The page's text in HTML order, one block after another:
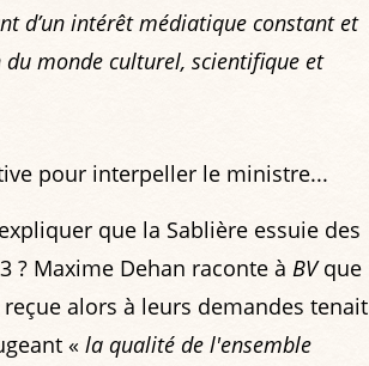
d’un intérêt médiatique constant et
du monde culturel, scientifique et
pour interpeller le ministre...
que la Sablière essuie des
? Maxime Dehan raconte à BVque
alors à leurs demandes tenait
« la qualité de l'ensemble